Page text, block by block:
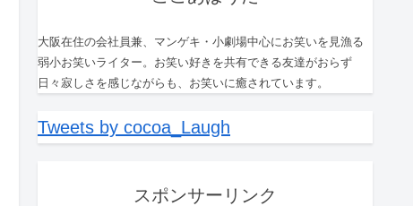
大阪在住の会社員兼、マンゲキ・小劇場中心にお笑いを見漁る
弱小お笑いライター。お笑い好きを共有できる友達がおらず
日々寂しさを感じながらも、お笑いに癒されています。
Tweets by cocoa_Laugh
スポンサーリンク